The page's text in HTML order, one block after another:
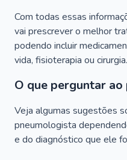
Com todas essas
vai prescrever o melhor
podendo incluir
vida, fisioterapia ou cirurgia.
O que perguntar
Veja algumas sugestões
pneumologista
e do diagnóstico que ele